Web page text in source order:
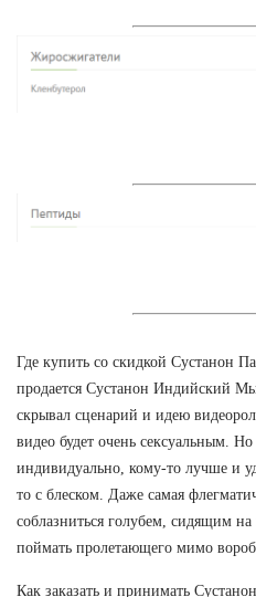
Где купить со скидкой Сустанон
продается Сустанон Индийский
скрывал сценарий и идею
видео будет очень сексуальным.
индивидуально, кому-то лучше и
то с блеском. Даже самая
соблазниться голубем, сидящим
поймать пролетающего мимо
Как заказать и принимать